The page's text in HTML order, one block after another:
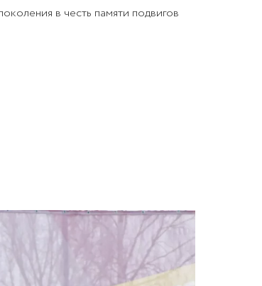
в честь памяти подвигов